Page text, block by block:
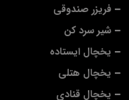
فریزر صندوقی
شیر سرد کن
یخچال ایستاده
یخچال هتلی
یخچال قنادی